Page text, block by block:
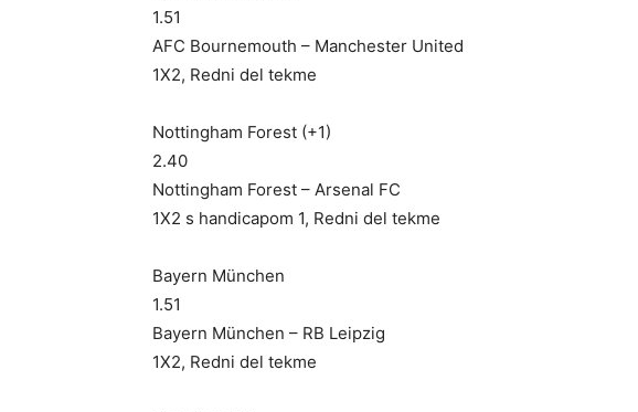
1.51
AFC Bournemouth – Manchester United
1X2, Redni del tekme
Nottingham Forest (+1)
2.40
Nottingham Forest – Arsenal FC
1X2 s handicapom 1, Redni del tekme
Bayern München
1.51
Bayern München – RB Leipzig
1X2, Redni del tekme